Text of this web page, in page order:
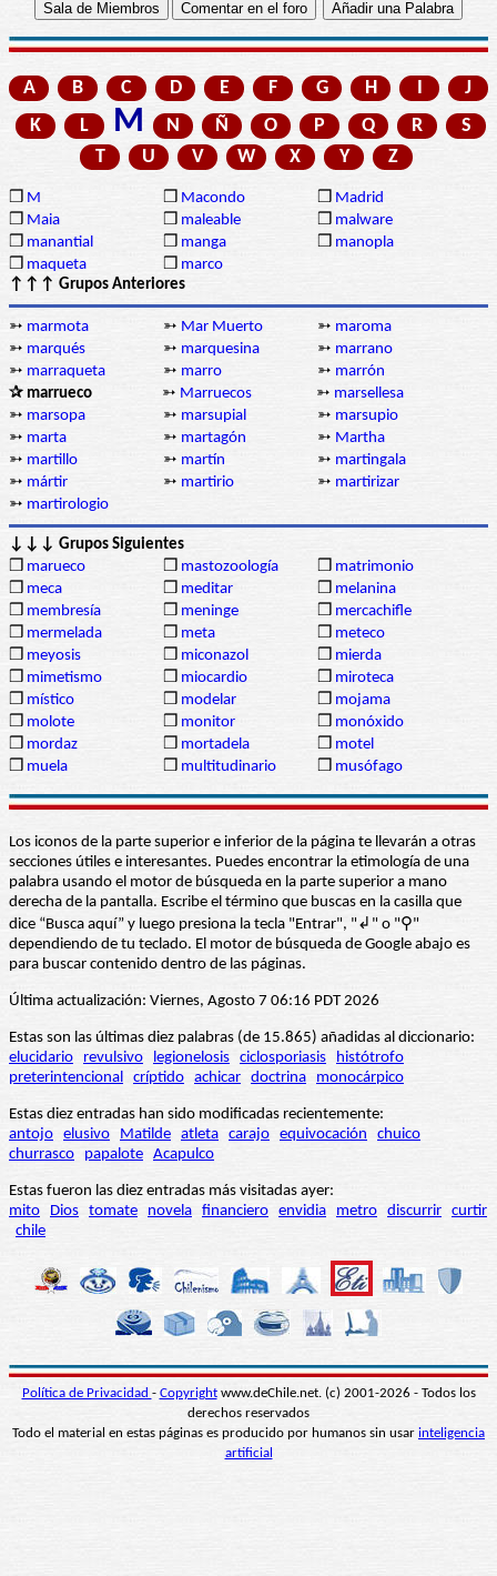
A B C D E F G H I
J
K
L M N Ñ O P Q R
S
T
U V W X Y Z
❒ M ❒ Macondo ❒ Madrid
❒ Maia ❒ maleable ❒ malware
❒ manantial ❒ manga ❒ manopla
❒ maqueta ❒ marco
↑↑↑ Grupos Anteriores
➳ marmota ➳ Mar Muerto ➳ maroma
➳ marqués ➳ marquesina ➳ marrano
➳ marraqueta ➳ marro ➳ marrón
✰ marrueco
➳ Marruecos ➳ marsellesa
➳ marsopa ➳ marsupial ➳ marsupio
➳ marta ➳ martagón ➳ Martha
➳ martillo ➳ martín ➳ martingala
➳ mártir ➳ martirio ➳ martirizar
➳ martirologio
↓↓↓ Grupos Siguientes
❒ marueco ❒ mastozoología ❒ matrimonio
❒ meca ❒ meditar ❒ melanina
❒ membresía ❒ meninge ❒ mercachifle
❒ mermelada ❒ meta ❒ meteco
❒ meyosis ❒ miconazol ❒ mierda
❒ mimetismo ❒ miocardio ❒ miroteca
❒ místico ❒ modelar ❒ mojama
❒ molote ❒ monitor ❒ monóxido
❒ mordaz ❒ mortadela ❒ motel
❒ muela ❒ multitudinario ❒ musófago
Los iconos de la parte superior e inferior de la página te llevarán a otras
secciones útiles e interesantes. Puedes encontrar la etimología de una
palabra usando el motor de búsqueda en la parte superior a mano
derecha de la pantalla. Escribe el término que buscas en la casilla que
dice “Busca aquí” y luego presiona la tecla "Entrar", "↲" o "⚲"
dependiendo de tu teclado. El motor de búsqueda de Google abajo es
para buscar contenido dentro de las páginas.
Última actualización: Viernes, Agosto 7 06:16 PDT 2026
Estas son las últimas diez palabras (de 15.865) añadidas al diccionario:
elucidario
revulsivo legionelosis ciclosporiasis
histótrofo
preterintencional críptido achicar doctrina monocárpico
Estas diez entradas han sido modificadas recientemente:
antojo elusivo Matilde atleta carajo equivocación
chuico
churrasco
papalote Acapulco
Estas fueron las diez entradas más visitadas ayer:
mito
Dios tomate novela financiero envidia metro discurrir curtir
chile
Política de Privacidad - Copyrightwww.deChile.net. (c) 2001-2026 - Todos los
derechos reservados
Todo el material en estas páginas es producido por humanos sin usar inteligencia
artificial